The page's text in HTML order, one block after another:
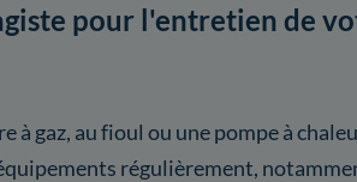
pour l'entretien de
à gaz, au fioul ou une pompe à
régulièrement,